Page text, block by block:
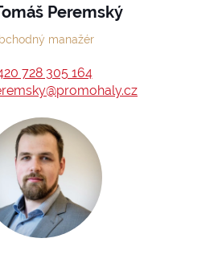
Peremský
manažér
728 305 164